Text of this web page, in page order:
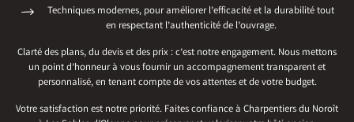
Techniques modernes, pour améliorer l’efficacité et la durabilité tout
en respectant l’authenticité de l’ouvrage.
Clarté des plans, du devis et des prix : c’est notre engagement. Nous mettons
un point d’honneur à vous fournir un accompagnement transparent et
personnalisé, en tenant compte de vos attentes et de votre budget.
Votre satisfaction est notre priorité. Faites confiance à Charpentiers du Noroît